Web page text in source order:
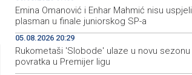
Emina Omanović i Enhar Mahmić nisu
plasman u finale juniorskog SP-a
05.08.2026 20:29
Rukometaši 'Slobode' ulaze u novu
povratka u Premijer ligu